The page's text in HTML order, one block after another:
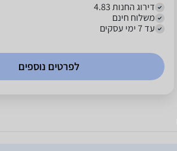
דירוג החנות 4.83
משלוח חינם
עד 7 ימי עסקים
לפרטים נוספים